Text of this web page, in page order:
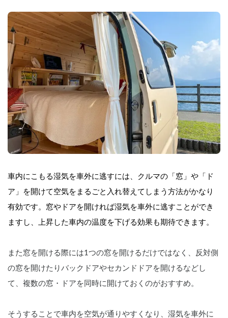
車内にこもる湿気を車外に逃すには、クルマの「窓」や「ド
ア」を開けて空気をまるごと入れ替えてしまう方法がかなり
有効です。窓やドアを開ければ湿気を車外に逃すことができ
ますし、上昇した車内の温度を下げる効果も期待できます。
また窓を開ける際には1つの窓を開けるだけではなく、反対側
の窓を開けたりバックドアやセカンドドアを開けるなどし
て、複数の窓・ドアを同時に開けておくのがおすすめ。
そうすることで車内を空気が通りやすくなり、湿気を車外に